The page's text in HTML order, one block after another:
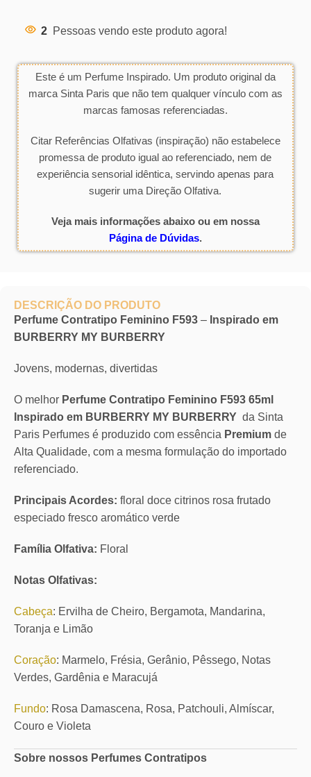
2 Pessoas vendo este produto agora!
Este é um Perfume Inspirado. Um produto original da
marca Sinta Paris que não tem qualquer vínculo com as
marcas famosas referenciadas.
Citar Referências Olfativas (inspiração) não estabelece
promessa de produto igual ao referenciado, nem de
experiência sensorial idêntica, servindo apenas para
sugerir uma Direção Olfativa.
Veja mais informações abaixo ou em nossa
Página de Dúvidas.
DESCRIÇÃO DO PRODUTO
Perfume Contratipo Feminino F593 – Inspirado em
BURBERRY MY BURBERRY
Jovens, modernas, divertidas
O melhor Perfume Contratipo Feminino F593 65ml
Inspirado em BURBERRY MY BURBERRY da Sinta
Paris Perfumes é produzido com essência Premium de
Alta Qualidade, com a mesma formulação do importado
referenciado.
Principais Acordes: floral doce citrinos rosa frutado
especiado fresco aromático verde
Família Olfativa: Floral
Notas Olfativas:
Cabeça: Ervilha de Cheiro, Bergamota, Mandarina,
Toranja e Limão
Coração: Marmelo, Frésia, Gerânio, Pêssego, Notas
Verdes, Gardênia e Maracujá
Fundo: Rosa Damascena, Rosa, Patchouli, Almíscar,
Couro e Violeta
Sobre nossos Perfumes Contratipos